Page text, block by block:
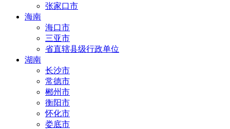
张家口市
海南
海口市
三亚市
省直辖县级行政单位
湖南
长沙市
常德市
郴州市
衡阳市
怀化市
娄底市